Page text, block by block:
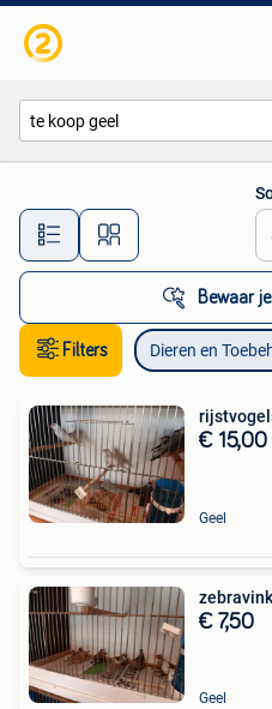
Alle
Bewaar
Filters Dieren en
€ 15,00
Geel
€ 7,50
Geel